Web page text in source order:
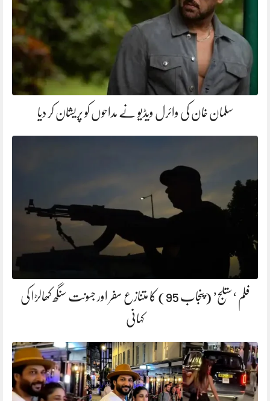
سلمان خان کی وائرل ویڈیو نے مداحوں کو پریشان کر دیا
فلم ‘ستلج’ (پنجاب 95) کا متنازع سفر اور جسونت سنگھ کھالڑا کی
کہانی